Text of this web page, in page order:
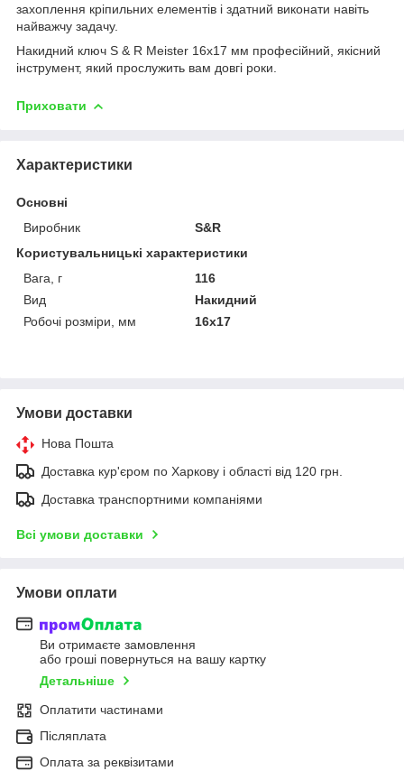
захоплення кріпильних елементів і здатний виконати навіть
найважчу задачу.
Накидний ключ S & R Meister 16х17 мм професійний, якісний
інструмент, який прослужить вам довгі роки.
Приховати
Характеристики
Основні
Виробник
S&R
Користувальницькі характеристики
Вага, г
116
Вид
Накидний
Робочі розміри, мм
16х17
Умови доставки
Нова Пошта
Доставка кур'єром по Харкову і області від 120 грн.
Доставка транспортними компаніями
Всі умови доставки
Умови оплати
Ви отримаєте замовлення
або гроші повернуться на вашу картку
Детальніше
Оплатити частинами
Післяплата
Оплата за реквізитами